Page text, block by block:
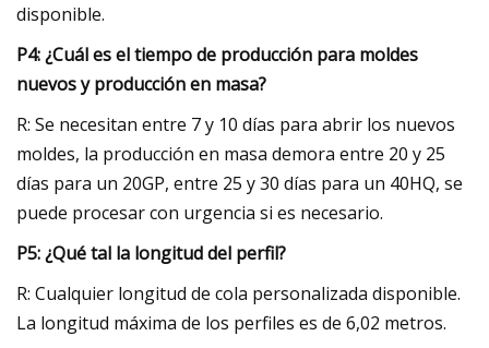
disponible.
P4: ¿Cuál es el tiempo de producción para moldes
nuevos y producción en masa?
R: Se necesitan entre 7 y 10 días para abrir los nuevos
moldes, la producción en masa demora entre 20 y 25
días para un 20GP, entre 25 y 30 días para un 40HQ, se
puede procesar con urgencia si es necesario.
P5: ¿Qué tal la longitud del perfil?
R: Cualquier longitud de cola personalizada disponible.
La longitud máxima de los perfiles es de 6,02 metros.